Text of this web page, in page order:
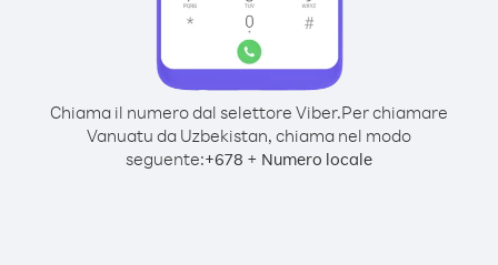
Chiama il numero dal selettore Viber.Per chiamare
Vanuatu da Uzbekistan, chiama nel modo
seguente:+678 + Numero locale